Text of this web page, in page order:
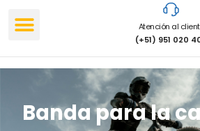
Atención al
(+51) 951 020
Banda para la